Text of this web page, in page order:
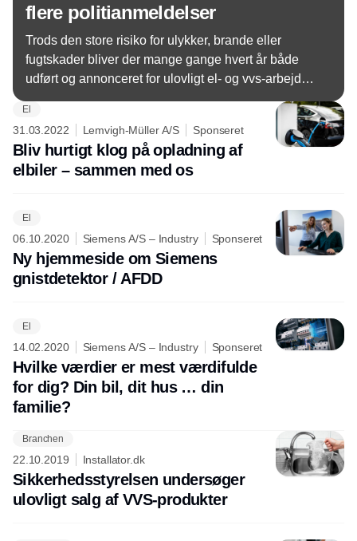
flere politianmeldelser
Trods den store risiko for ulykker, brande eller
fugtskader bliver der mange gange hvert år både
udført og annonceret for ulovligt el- og vvs-arbejde
som Gjensidige og NRGi har fået udleveret.
El
31.03.2022 Lemvigh-Müller A/S Sponseret
Bliv hurtigt klog på opladning af
elbiler – sammen med os
El
06.10.2020 Siemens A/S – Industry Sponseret
Ny hjemmeside om Siemens
gnistdetektor / AFDD
El
14.02.2020 Siemens A/S – Industry Sponseret
Hvilke værdier er mest værdifulde
for dig? Din bil, dit hus … din
familie?
Branchen
22.10.2019 Installator.dk
Sikkerhedsstyrelsen undersøger
ulovligt salg af VVS-produkter